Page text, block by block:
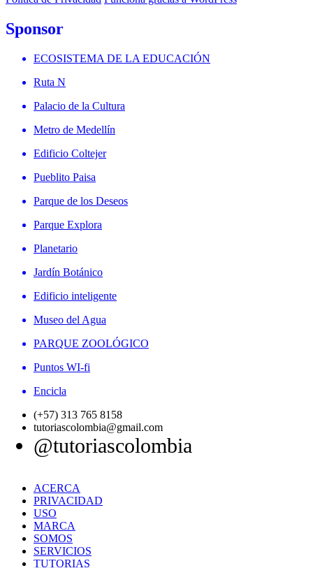
Sponsor
ECOSISTEMA DE LA EDUCACIÓN
Ruta N
Palacio de la Cultura
Metro de Medellín
Edificio Coltejer
Pueblito Paisa
Parque de los Deseos
Parque Explora
Planetario
Jardín Botánico
Edificio inteligente
Museo del Agua
PARQUE ZOOLÓGICO
Puntos WI-fi
Encicla
(+57) 313 765 8158
tutoriascolombia@gmail.com
@tutoriascolombia
ACERCA
PRIVACIDAD
USO
MARCA
SOMOS
SERVICIOS
TUTORIAS